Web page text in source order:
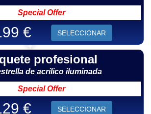
profesional
de acrílico iluminada
Special Offer
€ SELECCIONAR
Special Offer
€ SELECCIONAR